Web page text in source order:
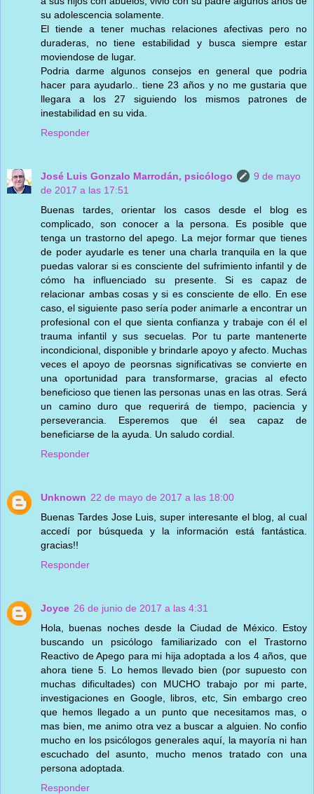
su adolescencia solamente.
El tiende a tener muchas relaciones afectivas pero no
duraderas, no tiene estabilidad y busca siempre estar
moviendose de lugar.
Podria darme algunos consejos en general que podria
hacer para ayudarlo.. tiene 23 años y no me gustaria que
llegara a los 27 siguiendo los mismos patrones de
inestabilidad en su vida.
Responder
José Luis Gonzalo Marrodán, psicólogo
9 de mayo
de 2017 a las 17:51
Buenas tardes, orientar los casos desde el blog es
complicado, son conocer a la persona. Es posible que
tenga un trastorno del apego. La mejor formar que tienes
de poder ayudarle es tener una charla tranquila en la que
puedas valorar si es consciente del sufrimiento infantil y de
cómo ha influenciado su presente. Si es capaz de
relacionar ambas cosas y si es consciente de ello. En ese
caso, el siguiente paso sería poder animarle a encontrar un
profesional con el que sienta confianza y trabaje con él el
trauma infantil y sus secuelas. Por tu parte mantenerte
incondicional, disponible y brindarle apoyo y afecto. Muchas
veces el apoyo de peorsnas significativas se convierte en
una oportunidad para transformarse, gracias al efecto
beneficioso que tienen las personas unas en las otras. Será
un camino duro que requerirá de tiempo, paciencia y
perseverancia. Esperemos que él sea capaz de
beneficiarse de la ayuda. Un saludo cordial.
Responder
Unknown 22 de mayo de 2017 a las 18:00
Buenas Tardes Jose Luis, super interesante el blog, al cual
accedí por búsqueda y la información está fantástica.
gracias!!
Responder
Joyce 26 de junio de 2017 a las 4:31
Hola, buenas noches desde la Ciudad de México. Estoy
buscando un psicólogo familiarizado con el Trastorno
Reactivo de Apego para mi hija adoptada a los 4 años, que
ahora tiene 5. Lo hemos llevado bien (por supuesto con
muchas dificultades) con MUCHO trabajo por mi parte,
investigaciones en Google, libros, etc, Sin embargo creo
que hemos llegado a un punto que necesitamos mas, o
mas bien, me animo otra vez a buscar a alguien. No confio
mucho en los psicólogos generales aquí, la mayoría ni han
escuchado del asunto, mucho menos tratado con una
persona adoptada.
Responder